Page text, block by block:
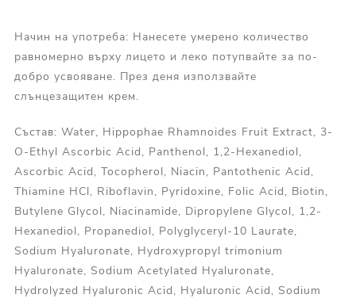
Начин на употреба: Нанесете умерено количество
равномерно върху лицето и леко потупвайте за по-
добро усвояване. През деня използвайте
слънцезащитен крем.
Състав: Water, Hippophae Rhamnoides Fruit Extract, 3-
O-Ethyl Ascorbic Acid, Panthenol, 1,2-Hexanediol,
Ascorbic Acid, Tocopherol, Niacin, Pantothenic Acid,
Thiamine HCl, Riboflavin, Pyridoxine, Folic Acid, Biotin,
Butylene Glycol, Niacinamide, Dipropylene Glycol, 1,2-
Hexanediol, Propanediol, Polyglyceryl-10 Laurate,
Sodium Hyaluronate, Hydroxypropyl trimonium
Hyaluronate, Sodium Acetylated Hyaluronate,
Hydrolyzed Hyaluronic Acid, Hyaluronic Acid, Sodium